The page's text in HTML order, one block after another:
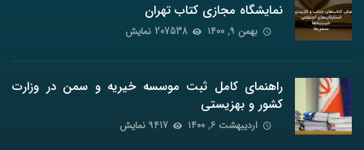
نمایشگاه مجازی کتاب تهران
بهمن ۹, ۱۴۰۰ 207538 نمایش
راهنمای کامل ثبت موسسه خیریه و سمن در وزارت
کشور و بهزیستی
اردیبهشت ۶, ۱۴۰۰ 9417 نمایش